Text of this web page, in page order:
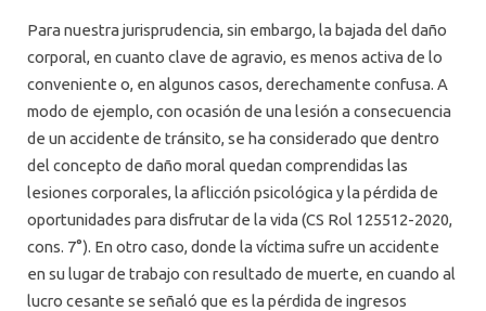
Para nuestra jurisprudencia, sin embargo, la bajada del daño
corporal, en cuanto clave de agravio, es menos activa de lo
conveniente o, en algunos casos, derechamente confusa. A
modo de ejemplo, con ocasión de una lesión a consecuencia
de un accidente de tránsito, se ha considerado que dentro
del concepto de daño moral quedan comprendidas las
lesiones corporales, la aflicción psicológica y la pérdida de
oportunidades para disfrutar de la vida (CS Rol 125512-2020,
cons. 7°). En otro caso, donde la víctima sufre un accidente
en su lugar de trabajo con resultado de muerte, en cuando al
lucro cesante se señaló que es la pérdida de ingresos